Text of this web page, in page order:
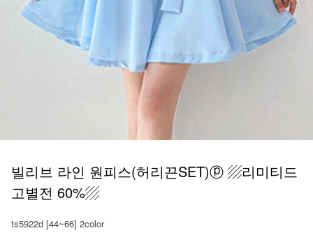
빌리브 라인 원피스(허리끈SET)ⓟ ▨리미티드
고별전 60%▨
ts5922d [44~66] 2color